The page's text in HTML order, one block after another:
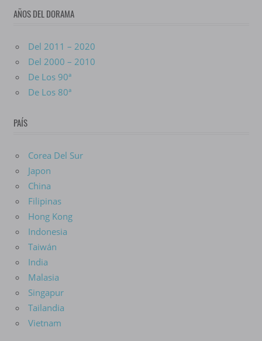
AÑOS DEL DORAMA
Del 2011 – 2020
Del 2000 – 2010
De Los 90ª
De Los 80ª
PAÍS
Corea Del Sur
Japon
China
Filipinas
Hong Kong
Indonesia
Taiwán
India
Malasia
Singapur
Tailandia
Vietnam